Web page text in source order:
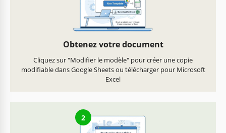
Obtenez votre document
Cliquez sur "Modifier le modèle" pour créer une copie
modifiable dans Google Sheets ou télécharger pour Microsoft
Excel
2